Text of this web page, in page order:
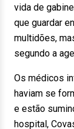
vida de
que guardar
multidões,
segundo a
Os médicos
haviam se
e estão
hospital,